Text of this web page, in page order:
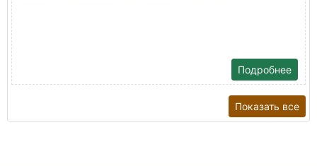
Подробнее
Показать все